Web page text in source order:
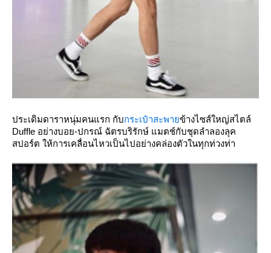
ประเดิมดาราหนุ่มคนแรก กับกระเป๋าสะพาข้างไซส์ใหญ่สไตล์
Duffle อย่างบอย-ปกรณ์ ฉัตรบริรักษ์ แมตช์กับชุดลำลองลุค
สปอร์ต ให้การเคลื่อนไหวเป็นไปอย่างคล่องตัวในทุกท่วงท่า